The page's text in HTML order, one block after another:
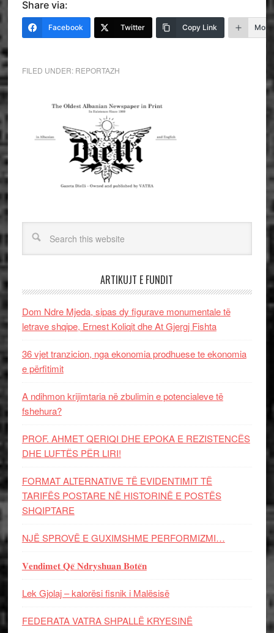
Share via:
Facebook Twitter Copy Link More
FILED UNDER: REPORTAZH
ARTIKUJT E FUNDIT
Dom Ndre Mjeda, sipas dy figurave monumentale të
letrave shqipe, Ernest Koliqit dhe At Gjergj Fishta
36 vjet tranzicion, nga ekonomia prodhuese te ekonomia
e përfitimit
A ndihmon krijimtaria në zbulimin e potencialeve të
fshehura?
PROF. AHMET QERIQI DHE EPOKA E REZISTENCЁS
DHE LUFTЁS PЁR LIRI!
FORMAT ALTERNATIVE TË EVIDENTIMIT TË
TARIFËS POSTARE NË HISTORINË E POSTËS
SHQIPTARE
NJË SPROVË E GUXIMSHME PERFORMIZMI…
𝐕𝐞𝐧𝐝𝐢𝐦𝐞𝐭 𝐐𝐞̈ 𝐍𝐝𝐫𝐲𝐬𝐡𝐮𝐚𝐧 𝐁𝐨𝐭𝐞̈𝐧
Lek Gjolaj – kalorësi fisnik i Malësisë
FEDERATA VATRA SHPALLË KRYESINË